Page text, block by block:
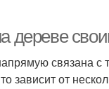
дереве
связана
зависит от